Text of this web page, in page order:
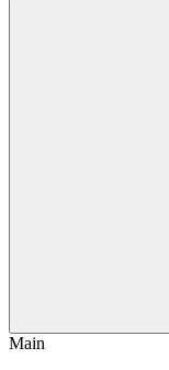
Main